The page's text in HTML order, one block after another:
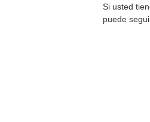
Si usted
puede